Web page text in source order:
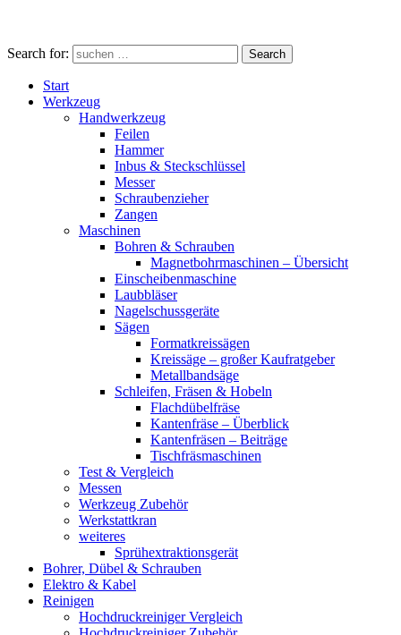
Search for: Search
Start
Werkzeug
Handwerkzeug
Feilen
Hammer
Inbus & Steckschlüssel
Messer
Schraubenzieher
Zangen
Maschinen
Bohren & Schrauben
Magnetbohrmaschinen – Übersicht
Einscheibenmaschine
Laubbläser
Nagelschussgeräte
Sägen
Formatkreissägen
Kreissäge – großer Kaufratgeber
Metallbandsäge
Schleifen, Fräsen & Hobeln
Flachdübelfräse
Kantenfräse – Überblick
Kantenfräsen – Beiträge
Tischfräsmaschinen
Test & Vergleich
Messen
Werkzeug Zubehör
Werkstattkran
weiteres
Sprühextraktionsgerät
Bohrer, Dübel & Schrauben
Elektro & Kabel
Reinigen
Hochdruckreiniger Vergleich